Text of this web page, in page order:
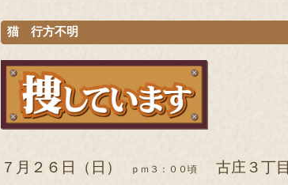
猫 行方不明
７月２６日（日） ｐｍ３：００頃 古庄３丁目